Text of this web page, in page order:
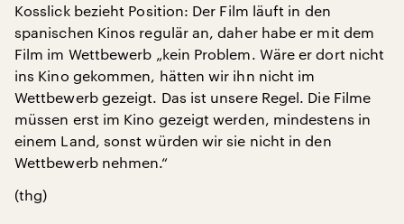
Kosslick bezieht Position: Der Film läuft in den
spanischen Kinos regulär an, daher habe er mit dem
Film im Wettbewerb „kein Problem. Wäre er dort nicht
ins Kino gekommen, hätten wir ihn nicht im
Wettbewerb gezeigt. Das ist unsere Regel. Die Filme
müssen erst im Kino gezeigt werden, mindestens in
einem Land, sonst würden wir sie nicht in den
Wettbewerb nehmen.“
(thg)